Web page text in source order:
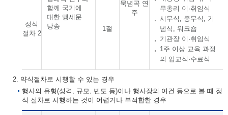
함께 국기에
대한 맹세문
낭송
묵념곡 연
주
정식
절차 2
1절
무총리 이·취임식
시무식, 종무식, 기
념식, 워크숍
기관장 이·취임식
1주 이상 교육 과정
의 입교식·수료식
2. 약식절차로 시행할 수 있는 경우
행사의 유형(성격, 규모, 빈도 등)이나 행사장의 여건 등으로 볼 때 정
식 절차로 시행하는 것이 어렵거나 부적합한 경우